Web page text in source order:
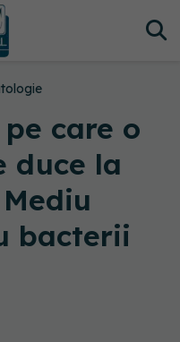
care o
duce la
bacterii